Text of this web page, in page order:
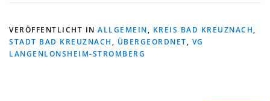
VERÖFFENTLICHT IN ALLGEMEIN, KREIS BAD KREUZNACH,
STADT BAD KREUZNACH , ÜBERGEORDNET, VG
LANGENLONSHEIM-STROMBERG